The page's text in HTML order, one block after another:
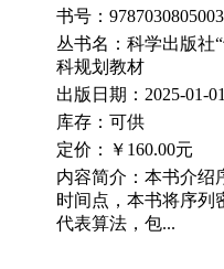
书号：9787030805003
丛书名：科学出版社
科规划教材
出版日期：2025-01-01
库存：可供
定价：
￥160.00元
内容简介：本书介绍
时间点，本书将序列
代表算法，包...